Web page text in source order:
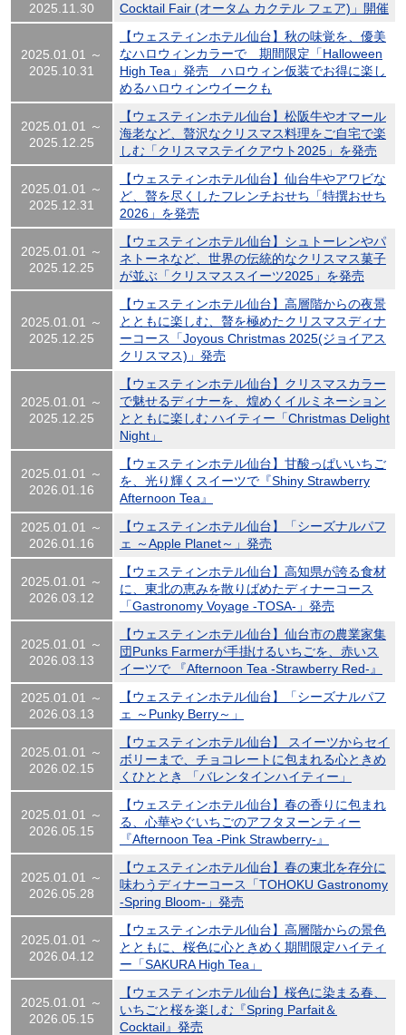
2025.11.30
Cocktail Fair (オータム カクテル フェア)」開催
2025.01.01 ～
2025.10.31
【ウェスティンホテル仙台】秋の味覚を、優美
なハロウィンカラーで 期間限定「Halloween
High Tea」発売 ハロウィン仮装でお得に楽し
めるハロウィンウイークも
2025.01.01 ～
2025.12.25
【ウェスティンホテル仙台】松阪牛やオマール
海老など、贅沢なクリスマス料理をご自宅で楽
しむ「クリスマステイクアウト2025」を発売
2025.01.01 ～
2025.12.31
【ウェスティンホテル仙台】仙台牛やアワビな
ど、贅を尽くしたフレンチおせち「特撰おせち
2026」を発売
2025.01.01 ～
2025.12.25
【ウェスティンホテル仙台】シュトーレンやパ
ネトーネなど、世界の伝統的なクリスマス菓子
が並ぶ「クリスマススイーツ2025」を発売
2025.01.01 ～
2025.12.25
【ウェスティンホテル仙台】高層階からの夜景
とともに楽しむ、贅を極めたクリスマスディナ
ーコース「Joyous Christmas 2025(ジョイアス
クリスマス)」発売
2025.01.01 ～
2025.12.25
【ウェスティンホテル仙台】クリスマスカラー
で魅せるディナーを、煌めくイルミネーション
とともに楽しむ ハイティー「Christmas Delight
Night」
2025.01.01 ～
2026.01.16
【ウェスティンホテル仙台】甘酸っぱいいちご
を、光り輝くスイーツで『Shiny Strawberry
Afternoon Tea』
2025.01.01 ～
2026.01.16
【ウェスティンホテル仙台】「シーズナルパフ
ェ ～Apple Planet～」発売
2025.01.01 ～
2026.03.12
【ウェスティンホテル仙台】高知県が誇る食材
に、東北の恵みを散りばめたディナーコース
「Gastronomy Voyage -TOSA-」発売
2025.01.01 ～
2026.03.13
【ウェスティンホテル仙台】仙台市の農業家集
団Punks Farmerが手掛けるいちごを、赤いス
イーツで 『Afternoon Tea -Strawberry Red-』
2025.01.01 ～
2026.03.13
【ウェスティンホテル仙台】「シーズナルパフ
ェ ～Punky Berry～」
2025.01.01 ～
2026.02.15
【ウェスティンホテル仙台】 スイーツからセイ
ボリーまで、チョコレートに包まれる心ときめ
くひととき 「バレンタインハイティー」
2025.01.01 ～
2026.05.15
【ウェスティンホテル仙台】春の香りに包まれ
る、心華やぐいちごのアフタヌーンティー
『Afternoon Tea -Pink Strawberry-』
2025.01.01 ～
2026.05.28
【ウェスティンホテル仙台】春の東北を存分に
味わうディナーコース「TOHOKU Gastronomy
-Spring Bloom-」発売
2025.01.01 ～
2026.04.12
【ウェスティンホテル仙台】高層階からの景色
とともに、桜色に心ときめく期間限定ハイティ
ー「SAKURA High Tea」
2025.01.01 ～
2026.05.15
【ウェスティンホテル仙台】桜色に染まる春、
いちごと桜を楽しむ『Spring Parfait＆
Cocktail』発売